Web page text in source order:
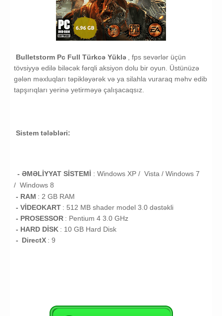
Bulletstorm Pc Full Türkcə Yüklə , fps sevərlər üçün
tövsiyyə edilə biləcək fərqli aksiyon dolu bir oyun. Üstünüzə
gələn məxluqları təpikləyərək və ya silahla vuraraq məhv edib
tapşırıqları yerinə yetirməyə çalışacaqsız.
Sistem tələbləri:
- ƏMƏLİYYAT SİSTEMİ : Windows XP / Vista / Windows 7
/ Windows 8
- RAM : 2 GB RAM
- VİDEOKART : 512 MB shader model 3.0 dəstəkli
- PROSESSOR : Pentium 4 3.0 GHz
- HARD DİSK : 10 GB Hard Disk
- DirectX : 9